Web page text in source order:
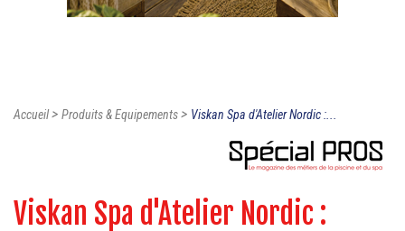
Accueil> Produits & Equipements> Viskan Spa d'Atelier Nordic :...
Viskan Spa d'Atelier Nordic :